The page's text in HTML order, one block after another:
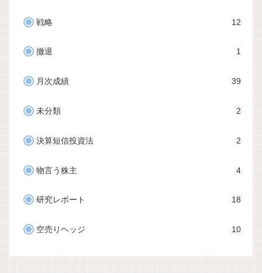
戦略 12
撤退 1
月次成績 39
未分類 2
決算短信投資法 2
物言う株主 4
研究レポート 18
空売りヘッジ 10